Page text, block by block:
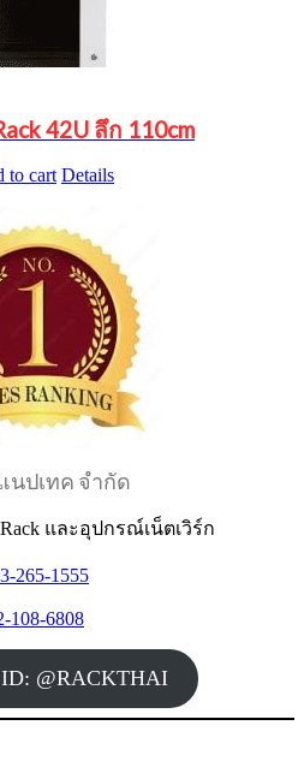
42U ลึก 110cm
to cart Details
นปเทค จำกัด
และอุปกรณ์เน็ตเวิร์ก
265-1555
108-6808
@RACKTHAI